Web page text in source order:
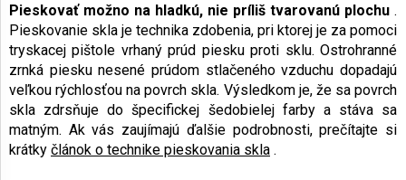
Pieskovať možno na hladkú, nie príliš tvarovanú plochu .
Pieskovanie skla je technika zdobenia, pri ktorej je za pomoci
tryskacej pištole vrhaný prúd piesku proti sklu. Ostrohranné
zrnká piesku nesené prúdom stlačeného vzduchu dopadajú
veľkou rýchlosťou na povrch skla. Výsledkom je, že sa povrch
skla zdrsňuje do špecifickej šedobielej farby a stáva sa
matným. Ak vás zaujímajú ďalšie podrobnosti, prečítajte si
krátky článok o technike pieskovania skla .